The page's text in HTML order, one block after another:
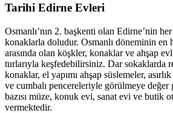
Tarihi Edirne Evleri
Osmanlı’nın 2. başkenti olan Edirne’nin
konaklarla doludur. Osmanlı döneminin en
arasında olan köşkler, konaklar ve ahşap
turlarıyla keşfedebilirsiniz. Dar sokaklarda
konaklar, el yapımı ahşap süslemeler,
ve cumbalı pencereleriyle görülmeye
bazısı müze, konuk evi, sanat evi ve butik
vermektedir.